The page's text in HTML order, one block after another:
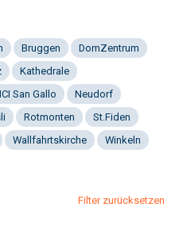
Bruggen
DomZentrum
Kathedrale
San Gallo
Neudorf
Rotmonten
St.Fiden
Wallfahrtskirche
Winkeln
Filter zurücksetzen